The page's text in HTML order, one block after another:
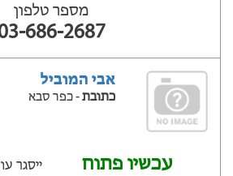
מספר טלפון
686-2687
אבי המוביל
כתובת- כפר סבא
עכשיו פתוח ייסגר עוד